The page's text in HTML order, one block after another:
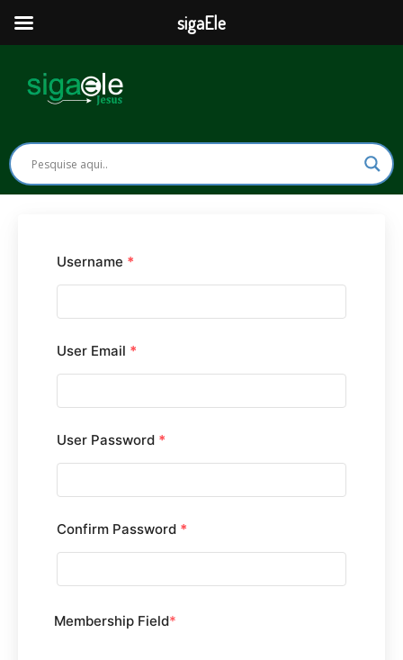
para
conteúdo
Username *
User Email *
User Password *
Confirm Password *
Membership Field*
sigaEle